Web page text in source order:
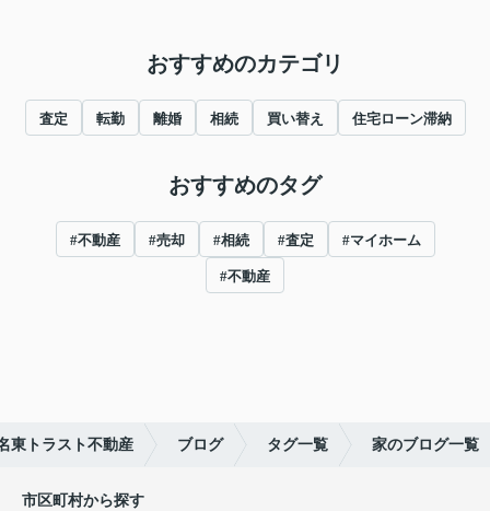
おすすめのカテゴリ
査定 転勤 離婚 相続 買い替え 住宅ローン滞納
おすすめのタグ
#不動産 #売却 #相続 #査定 #マイホーム
#不動産
東トラスト不動産 ブログ タグ一覧 家のブログ一覧
市区町村から探す